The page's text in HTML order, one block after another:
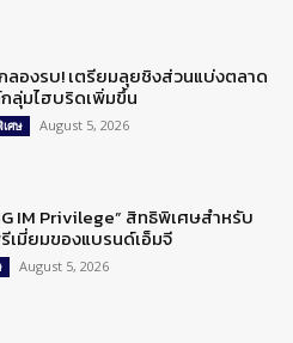
ลองรบ! เตรียมลุยชิงส่วนแบ่งตลาด
ลุ่มไฮบริดเพิ่มขึ้น
ศษ August 5, 2026
IM Privilege” สิทธิพิเศษสำหรับ
เมี่ยมของแบรนด์เอ็มจี
August 5, 2026